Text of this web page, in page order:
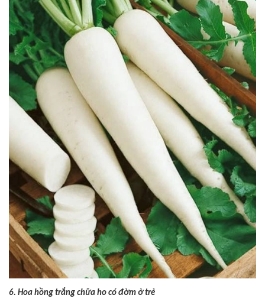
6. Hoa hồng trắng chữa ho có đờm ở trẻ